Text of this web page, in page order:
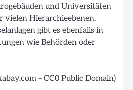
und Universitäten
vielen Hierarchieebenen.
gibt es ebenfalls in
wie Behörden oder
– CC0 Public Domain)